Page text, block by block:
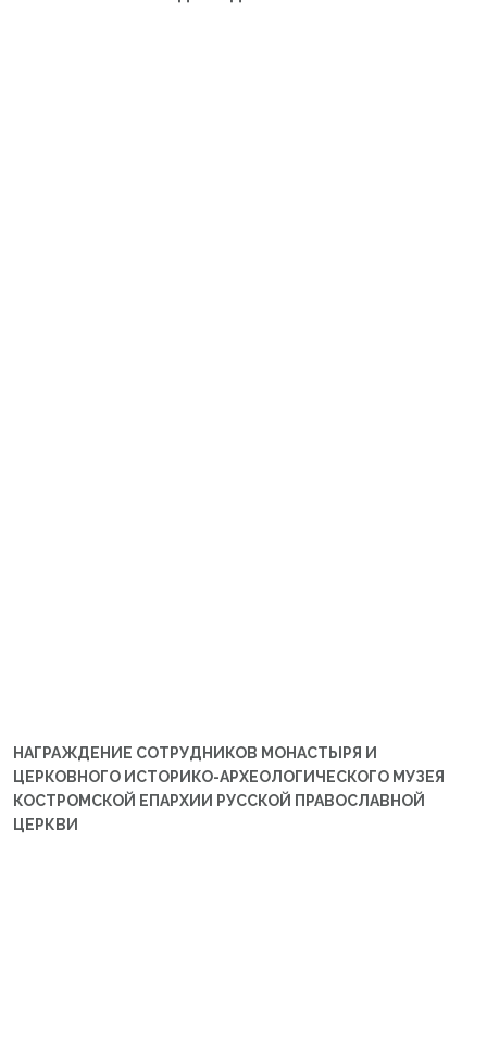
НАГРАЖДЕНИЕ СОТРУДНИКОВ МОНАСТЫРЯ И
ЦЕРКОВНОГО ИСТОРИКО-АРХЕОЛОГИЧЕСКОГО МУЗЕЯ
КОСТРОМСКОЙ ЕПАРХИИ РУССКОЙ ПРАВОСЛАВНОЙ
ЦЕРКВИ